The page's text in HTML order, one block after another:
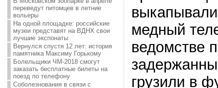
переведут питомцев в летние
вольеры
На одной площадке: российские
музеи представят на ВДНХ свои
лучшие экспонаты
Вернулся спустя 12 лет: история
памятника Максиму Горькому
Болельщики ЧМ-2018 смогут
заказать бесплатные билеты на
поезд по телефону
Соболезнования в связи с
медный
ведомстве
грузили в